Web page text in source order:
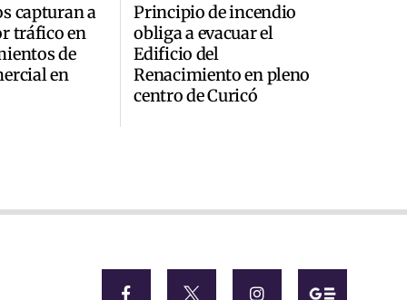
capturan a
tráfico en
de
en
Principio de incendio
obliga a evacuar el
Edificio del
Renacimiento en pleno
centro de Curicó